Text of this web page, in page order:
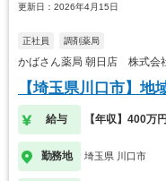
更新日：2026年4月15日
正社員 調剤薬局
かばさん薬局 朝日店 株式会
【埼玉県川口市】
給与 【年収】400万
勤務地 埼玉県 川口市